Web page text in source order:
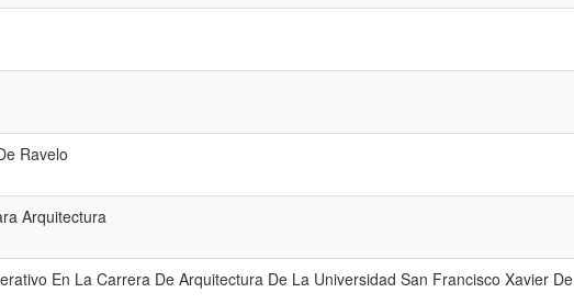
Ravelo
Arquitectura
En La Carrera De Arquitectura De La Universidad San Francisco Xavier De